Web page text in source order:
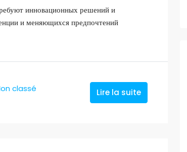
инновационных решений и
и меняющихся предпочтений
classé Lire la suite